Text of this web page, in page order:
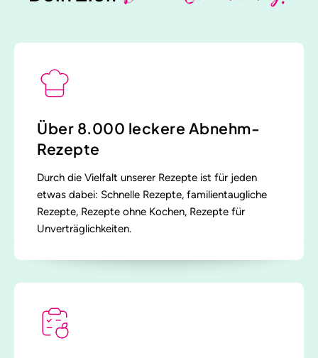
Über 8.000 leckere Abnehm-
Rezepte
Durch die Vielfalt unserer Rezepte ist für jeden
etwas dabei: Schnelle Rezepte, familientaugliche
Rezepte, Rezepte ohne Kochen, Rezepte für
Unverträglichkeiten.